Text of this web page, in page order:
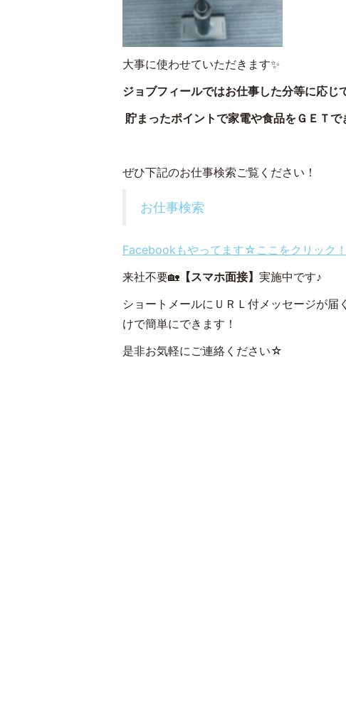
大事に使わせていただきます✨
ジョブフィールではお仕事した分等に応じ
貯まったポイントで家電や食品をＧＥＴで
ぜひ下記のお仕事検索ご覧ください！
お仕事検索
Facebookもやってます☆ここをクリック！
来社不要🏡 【スマホ面接】 実施中です♪
ショートメールにＵＲＬ付メッセージが
けで簡単にできます！
是非お気軽にご連絡ください☆